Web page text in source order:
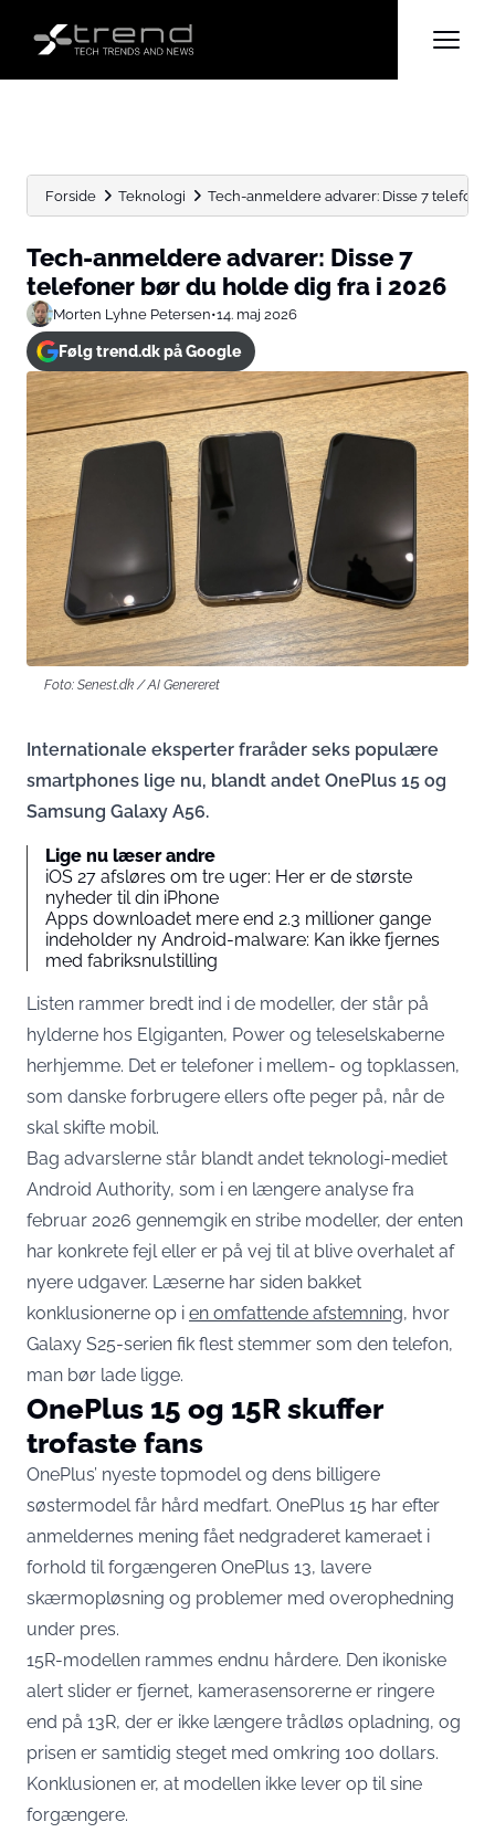
Forside Teknologi Tech-anmeldere advarer: Disse 7
Tech-anmeldere advarer: Disse 7
telefoner bør du holde dig fra i 2026
Morten Lyhne Petersen•14. maj 2026
Følg trend.dk på Google
Foto: Senest.dk / AI Genereret
Internationale eksperter fraråder seks populære
smartphones lige nu, blandt andet OnePlus 15 og
Samsung Galaxy A56.
Lige nu læser andre
iOS 27 afsløres om tre uger: Her er de største
nyheder til din iPhone
Apps downloadet mere end 2.3 millioner gange
indeholder ny Android-malware: Kan ikke fjernes
med fabriksnulstilling
Listen rammer bredt ind i de modeller, der står på
hylderne hos Elgiganten, Power og teleselskaberne
herhjemme. Det er telefoner i mellem- og topklassen,
som danske forbrugere ellers ofte peger på, når de
skal skifte mobil.
Bag advarslerne står blandt andet teknologi-mediet
Android Authority, som i en længere analyse fra
februar 2026 gennemgik en stribe modeller, der enten
har konkrete fejl eller er på vej til at blive overhalet af
nyere udgaver. Læserne har siden bakket
konklusionerne op i en omfattende afstemning, hvor
Galaxy S25-serien fik flest stemmer som den telefon,
man bør lade ligge.
OnePlus 15 og 15R skuffer
trofaste fans
OnePlus’ nyeste topmodel og dens billigere
søstermodel får hård medfart. OnePlus 15 har efter
anmeldernes mening fået nedgraderet kameraet i
forhold til forgængeren OnePlus 13, lavere
skærmopløsning og problemer med overophedning
under pres.
15R-modellen rammes endnu hårdere. Den ikoniske
alert slider er fjernet, kamerasensorerne er ringere
end på 13R, der er ikke længere trådløs opladning, og
prisen er samtidig steget med omkring 100 dollars.
Konklusionen er, at modellen ikke lever op til sine
forgængere.